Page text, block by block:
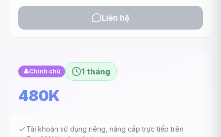
Liên hệ
👤Chính chủ 1 tháng
480K
Tài khoản sử dụng riêng, nâng cấp trực tiếp trên